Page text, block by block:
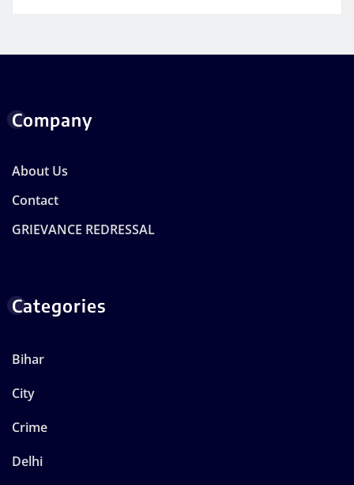
Company
About Us
Contact
GRIEVANCE REDRESSAL
Categories
Bihar
City
Crime
Delhi